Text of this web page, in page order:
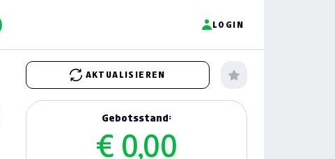
LOGIN
AKTUALISIEREN
Gebotsstand:
€ 0,00